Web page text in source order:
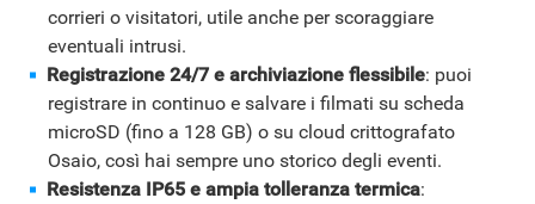
corrieri o visitatori, utile anche per scoraggiare
eventuali intrusi.
Registrazione 24/7 e archiviazione flessibile: puoi
registrare in continuo e salvare i filmati su scheda
microSD (fino a 128 GB) o su cloud crittografato
Osaio, così hai sempre uno storico degli eventi.
Resistenza IP65 e ampia tolleranza termica: